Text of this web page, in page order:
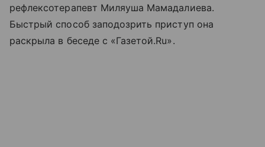
рефлексотерапевт Миляуша Мамадалиева.
Быстрый способ заподозрить приступ она
раскрыла в беседе с «Газетой.Ru».